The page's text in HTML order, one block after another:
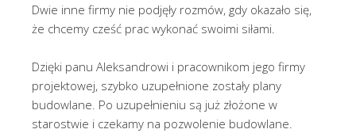
Dwie inne firmy nie podjęły rozmów, gdy okazało się,
że chcemy cześć prac wykonać swoimi siłami.
Dzięki panu Aleksandrowi i pracownikom jego firmy
projektowej, szybko uzupełnione zostały plany
budowlane. Po uzupełnieniu są już złożone w
starostwie i czekamy na pozwolenie budowlane.